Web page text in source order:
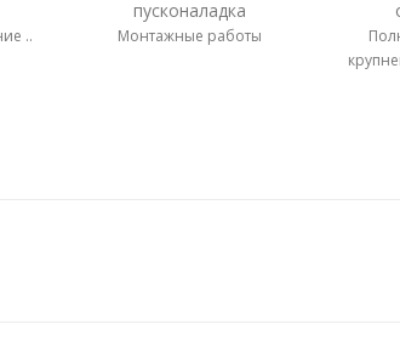
..
пусконаладка
Монтажные работы